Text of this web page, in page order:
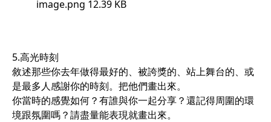
image.png 12.39 KB
5.高光時刻
敘述那些你去年做得最好的、被誇獎的、站上舞台的、或
是最多人感謝你的時刻。把他們畫出來。
你當時的感覺如何？有誰與你一起分享？還記得周圍的環
境跟氛圍嗎？請盡量能表現就畫出來。